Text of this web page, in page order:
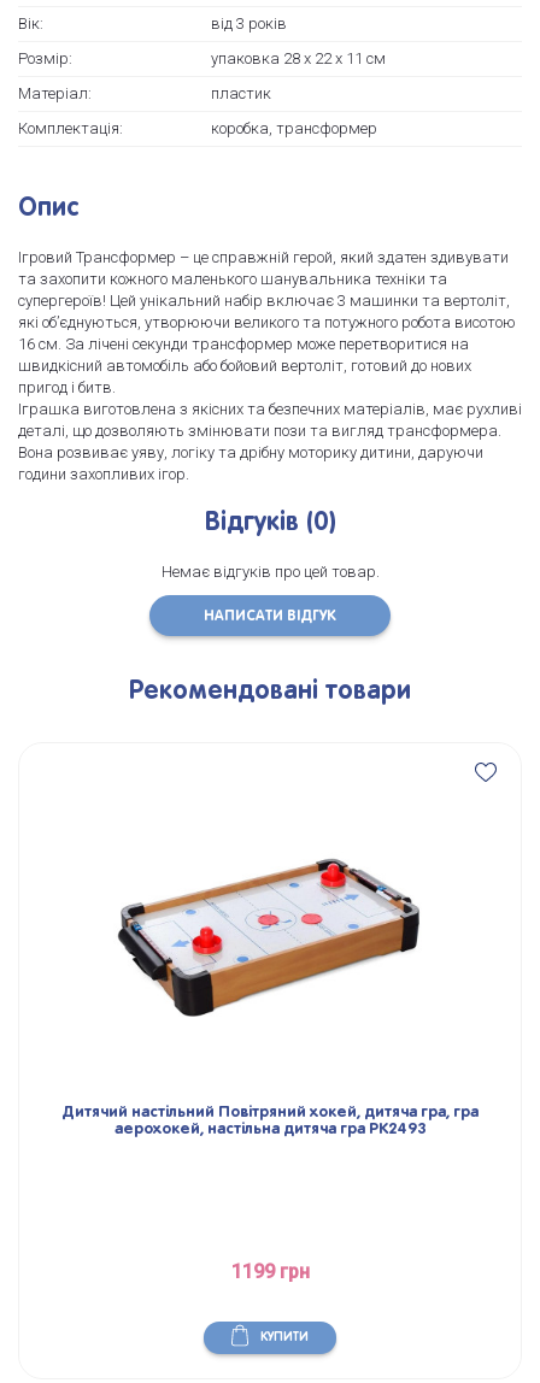
Вік:
від 3 років
Розмір:
упаковка 28 х 22 х 11 см
Матеріал:
пластик
Комплектація:
коробка, трансформер
Опис
Ігровий Трансформер – це справжній герой, який здатен здивувати
та захопити кожного маленького шанувальника техніки та
супергероїв! Цей унікальний набір включає 3 машинки та вертоліт,
які об’єднуються, утворюючи великого та потужного робота висотою
16 см. За лічені секунди трансформер може перетворитися на
швидкісний автомобіль або бойовий вертоліт, готовий до нових
пригод і битв.
Іграшка виготовлена з якісних та безпечних матеріалів, має рухливі
деталі, що дозволяють змінювати пози та вигляд трансформера.
Вона розвиває уяву, логіку та дрібну моторику дитини, даруючи
години захопливих ігор.
Відгуків (0)
Немає відгуків про цей товар.
НАПИСАТИ ВІДГУК
Рекомендовані товари
Дитячий настільний Повітряний хокей, дитяча гра, гра
аерохокей, настільна дитяча гра PK2493
1199 грн
КУПИТИ